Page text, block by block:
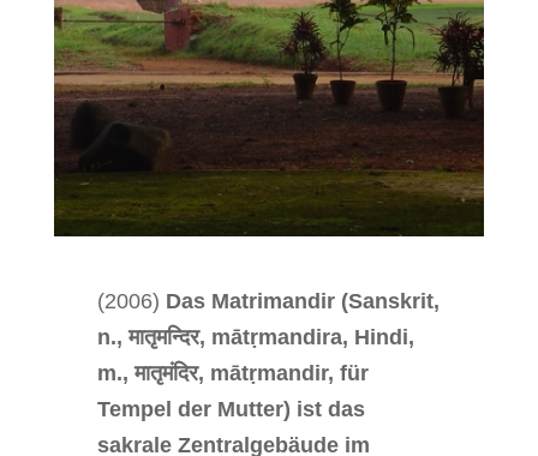
(2006) Das Matrimandir (Sanskrit,
n., मातृमन्दिर, mātṛmandira, Hindi,
m., मातृमंदिर, mātṛmandir, für
Tempel der Mutter) ist das
sakrale Zentralgebäude im